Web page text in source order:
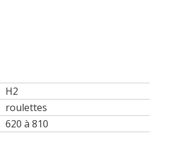
H2
roulettes
620 à 810